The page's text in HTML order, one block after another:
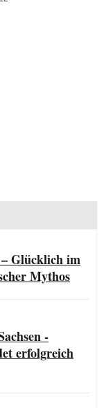
– Glücklich im
Mythos
-
erfolgreich